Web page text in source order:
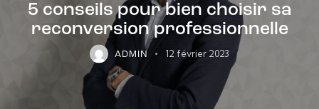
5 conseils pour bien choisir sa
reconversion professionnelle
ADMIN 12 février 2023